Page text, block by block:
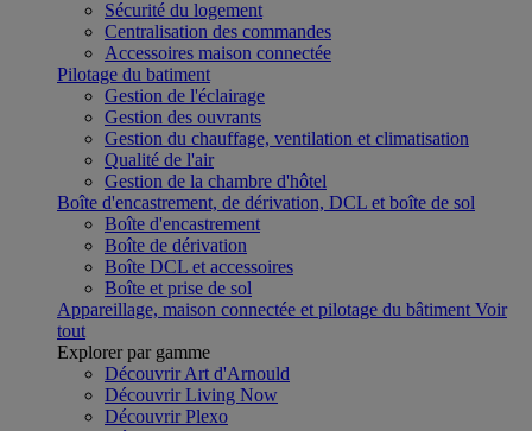
Sécurité du logement
Centralisation des commandes
Accessoires maison connectée
Pilotage du batiment
Gestion de l'éclairage
Gestion des ouvrants
Gestion du chauffage, ventilation et climatisation
Qualité de l'air
Gestion de la chambre d'hôtel
Boîte d'encastrement, de dérivation, DCL et boîte de sol
Boîte d'encastrement
Boîte de dérivation
Boîte DCL et accessoires
Boîte et prise de sol
Appareillage, maison connectée et pilotage du bâtiment Voir
tout
Explorer par gamme
Découvrir Art d'Arnould
Découvrir Living Now
Découvrir Plexo